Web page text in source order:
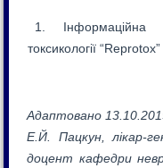
Інформаційна
токсикології
Адаптовано
Е.Й. Пацкун, лікар-
доцент кафедри